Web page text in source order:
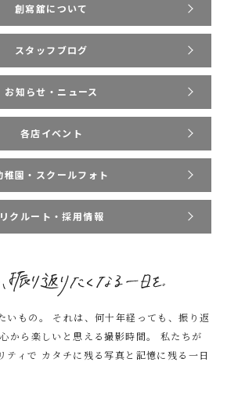
創寫舘について
スタッフブログ
お知らせ・ニュース
各店イベント
稚園・スクールフォト
リクルート・採用情報
もの。
それは、何十年経っても、振り返
心から楽しいと思える撮影時間。
私たちが
ティで カタチに残る写真と記憶に残る一日